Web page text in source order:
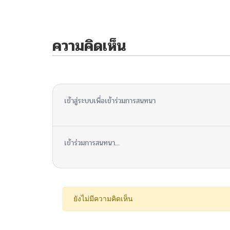
ความคิดเห็น
เข้าสู่ระบบเพื่อเข้าร่วมการสนทนา
เข้าร่วมการสนทนา...
ยังไม่มีความคิดเห็น